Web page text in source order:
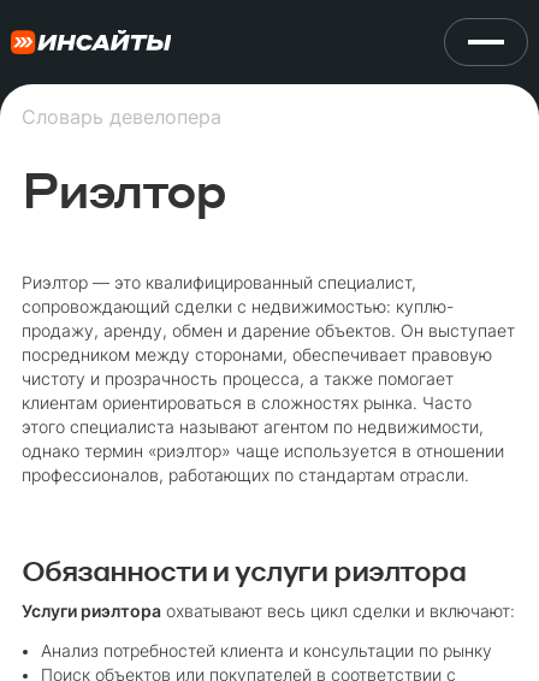
Словарь девелопера
Риэлтор
Риэлтор — это квалифицированный специалист,
сопровождающий сделки с недвижимостью: куплю-
продажу, аренду, обмен и дарение объектов. Он выступает
посредником между сторонами, обеспечивает правовую
чистоту и прозрачность процесса, а также помогает
клиентам ориентироваться в сложностях рынка. Часто
этого специалиста называют агентом по недвижимости,
однако термин «риэлтор» чаще используется в отношении
профессионалов, работающих по стандартам отрасли.
Обязанности и услуги риэлтора
Услуги риэлтораохватывают весь цикл сделки и включают:
Анализ потребностей клиента и консультации по рынку
Поиск объектов или покупателей в соответствии с